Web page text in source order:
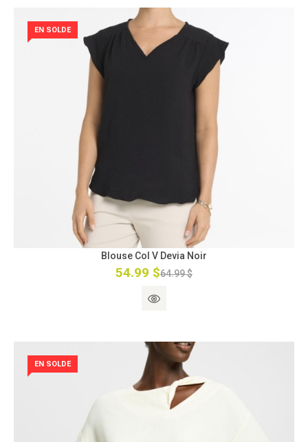
EN SOLDE
Blouse Col V Devia Noir
54.99 $64.99 $
EN SOLDE